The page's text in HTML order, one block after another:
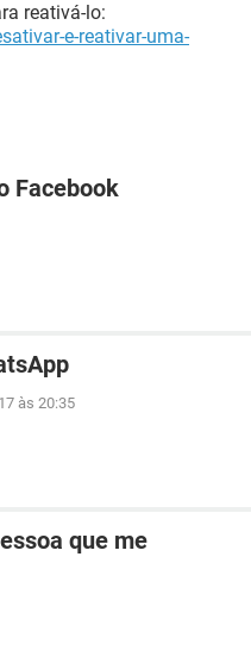
reativá-lo:
e-reativar-uma-
Facebook
às 20:35
que me